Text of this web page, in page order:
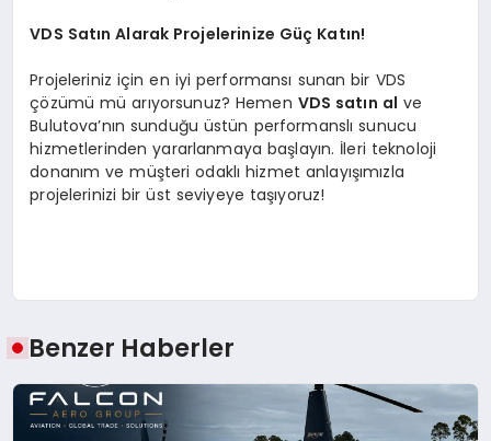
VDS Satın Alarak Projelerinize Güç Katın!
Projeleriniz için en iyi performansı sunan bir VDS
çözümü mü arıyorsunuz? Hemen VDS satın al ve
Bulutova’nın sunduğu üstün performanslı sunucu
hizmetlerinden yararlanmaya başlayın. İleri teknoloji
donanım ve müşteri odaklı hizmet anlayışımızla
projelerinizi bir üst seviyeye taşıyoruz!
Benzer Haberler